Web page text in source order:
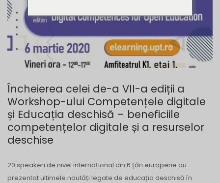
Încheierea celei de-a VII-a ediții a
Workshop-ului Competențele digitale
și Educația deschisă – beneficiile
competențelor digitale și a resurselor
deschise
20 speakeri de nivel internațional din 6 țări europene au
prezentat ultimele noutăți legate de educația deschisă în